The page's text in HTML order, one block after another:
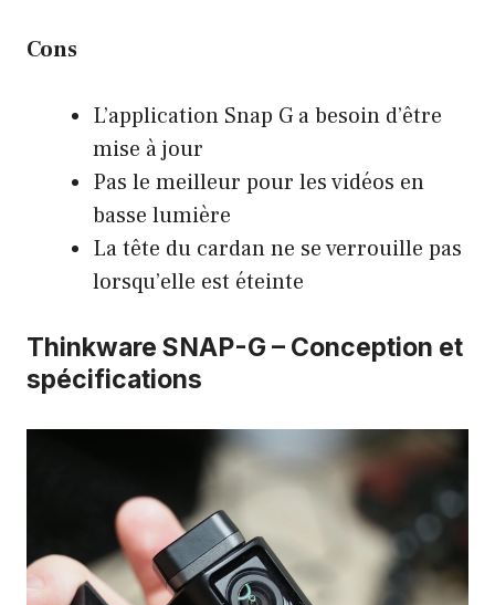
Cons
L’application Snap G a besoin d’être
mise à jour
Pas le meilleur pour les vidéos en
basse lumière
La tête du cardan ne se verrouille pas
lorsqu’elle est éteinte
Thinkware SNAP-G – Conception et
spécifications